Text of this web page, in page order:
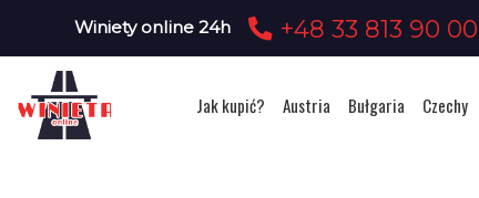
Winiety online 24h +48 33 813 90 00
Jak kupić? Austria Bułgaria Czechy